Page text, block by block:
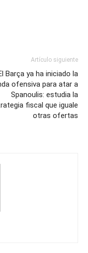
Artículo siguiente
Barça ya ha iniciado la
ofensiva para atar a
Spanoulis: estudia la
fiscal que iguale
otras ofertas